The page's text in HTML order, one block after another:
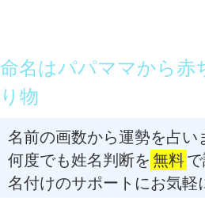
命名はパパママから赤
り物
名前の画数から運勢を占い
何度でも姓名判断を 無料
名付けのサポートにお気軽